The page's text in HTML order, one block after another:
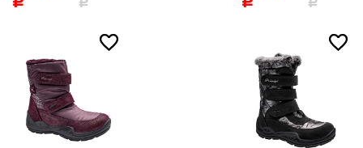
NEW NEW